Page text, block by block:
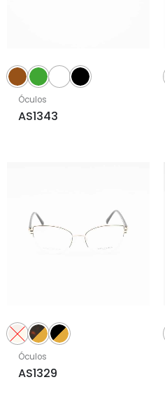
Óculos
AS1343
Óculos
AS1329